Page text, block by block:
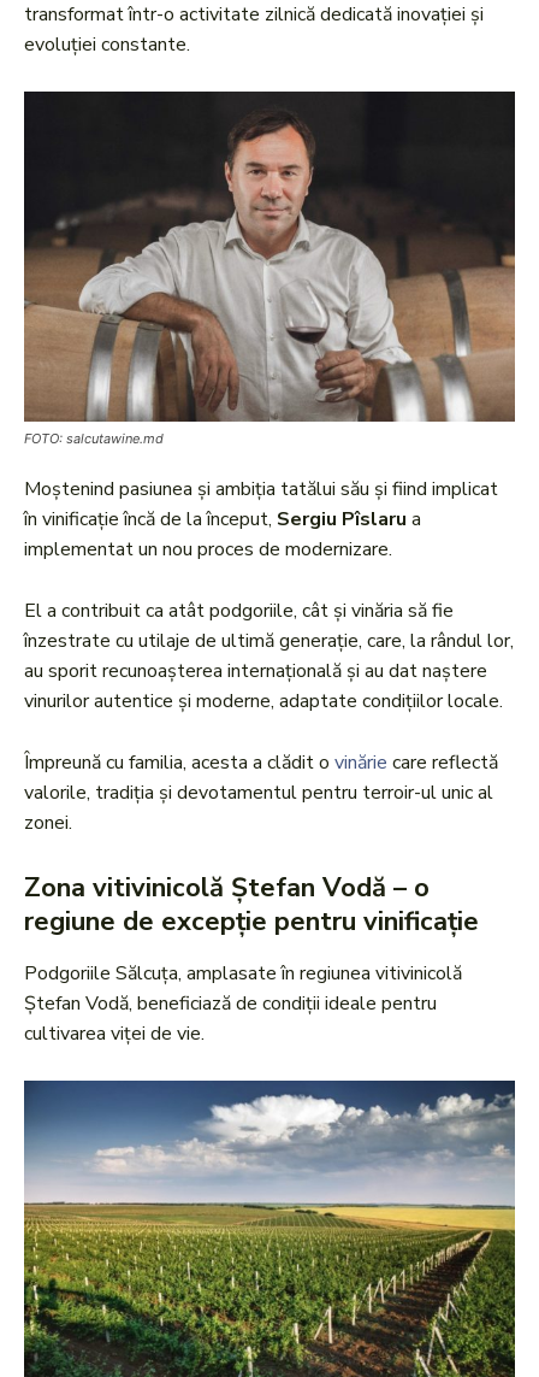
transformat într-o activitate zilnică dedicată inovației și
evoluției constante.
FOTO: salcutawine.md
Moştenind pasiunea şi ambiţia tatălui său şi fiind implicat
în vinificaţie încă de la început, Sergiu Pîslaru a
implementat un nou proces de modernizare.
El a contribuit ca atât podgoriile, cât şi vinăria să fie
înzestrate cu utilaje de ultimă generaţie, care, la rândul lor,
au sporit recunoaşterea internaţională şi au dat naştere
vinurilor autentice şi moderne, adaptate condiţiilor locale.
Împreună cu familia, acesta a clădit o vinărie care reflectă
valorile, tradiția și devotamentul pentru terroir-ul unic al
zonei.
Zona vitivinicolă Ștefan Vodă – o
regiune de excepție pentru vinificație
Podgoriile Sălcuța, amplasate în regiunea vitivinicolă
Ștefan Vodă, beneficiază de condiții ideale pentru
cultivarea viței de vie.